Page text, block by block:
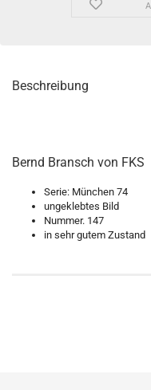
Beschreibung
Bernd Bransch von FKS
Serie: München 74
ungeklebtes Bild
Nummer. 147
in sehr gutem Zustand